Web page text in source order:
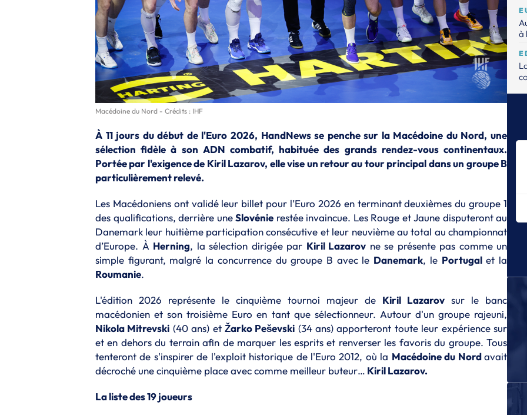
Macédoine du Nord - Crédits : IHF
À 11 jours du début de l'Euro 2026, HandNews se penche sur la Macédoine du Nord, une
sélection fidèle à son ADN combatif, habituée des grands rendez-vous continentaux.
Portée par l'exigence de Kiril Lazarov, elle vise un retour au tour principal dans un groupe B
particulièrement relevé.
Les Macédoniens ont validé leur billet pour l’Euro 2026 en terminant deuxièmes du groupe 1
des qualifications, derrière uneSlovénie restée invaincue. Les Rouge et Jaune disputeront au
Danemark leur huitième participation consécutive et leur neuvième au total au championnat
d’Europe. À Herning, la sélection dirigée par Kiril Lazarov ne se présente pas comme un
simple figurant, malgré la concurrence du groupe B avec le Danemark, le Portugalet la
Roumanie.
L'édition 2026 représente le cinquième tournoi majeur de Kiril Lazarov sur le banc
macédonien et son troisième Euro en tant que sélectionneur. Autour d'un groupe rajeuni,
Nikola Mitrevski (40 ans) et Žarko Peševski (34 ans) apporteront toute leur expérience sur
et en dehors du terrain afin de marquer les esprits et renverser les favoris du groupe. Tous
tenteront de s'inspirer de l'exploit historique de l'Euro 2012, où la Macédoine du Nordavait
décroché une cinquième place avec comme meilleur buteur… Kiril Lazarov.
La liste des 19 joueurs
à